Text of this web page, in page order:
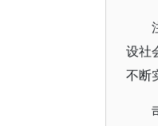
设社
不断